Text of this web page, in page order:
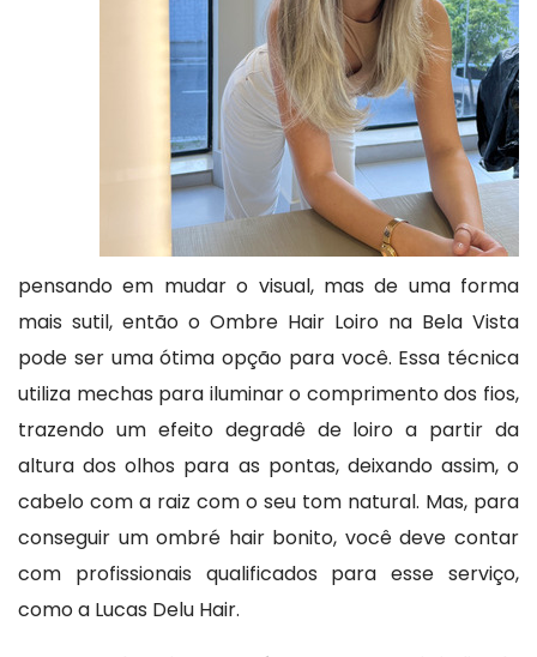
pensando em mudar o visual, mas de uma forma
mais sutil, então o Ombre Hair Loiro na Bela Vista
pode ser uma ótima opção para você. Essa técnica
utiliza mechas para iluminar o comprimento dos fios,
trazendo um efeito degradê de loiro a partir da
altura dos olhos para as pontas, deixando assim, o
cabelo com a raiz com o seu tom natural. Mas, para
conseguir um ombré hair bonito, você deve contar
com profissionais qualificados para esse serviço,
como a Lucas Delu Hair.